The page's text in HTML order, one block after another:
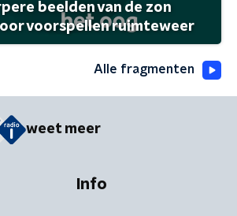
beelden van de zon
voorspellen ruimteweer
Alle fragmenten
weet meer
Info